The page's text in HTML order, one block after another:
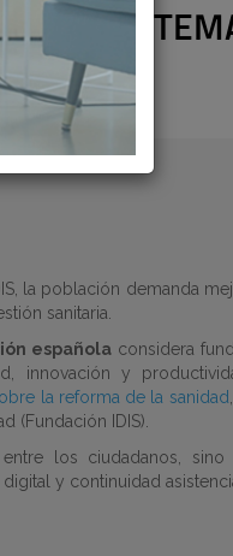
DEL
la población demanda
sanitaria.
españolaconsidera
innovación y
la reforma de la sanidad
(Fundación IDIS).
los ciudadanos,
y continuidad